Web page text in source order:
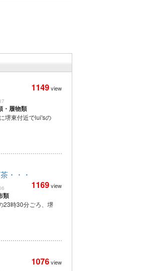
1149view
・履物類
堺東付近でlui'sの
・・・
1169view
類
23時30分ごろ、堺
1076view